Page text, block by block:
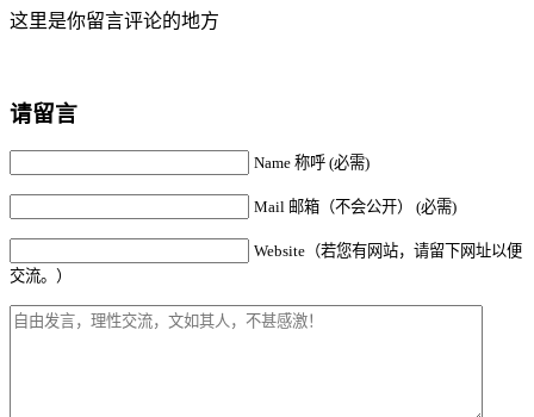
这里是你留言评论的地方
请留言
Name 称呼 (必需)
Mail 邮箱（不会公开） (必需)
Website（若您有网站，请留下网址以便
交流。）